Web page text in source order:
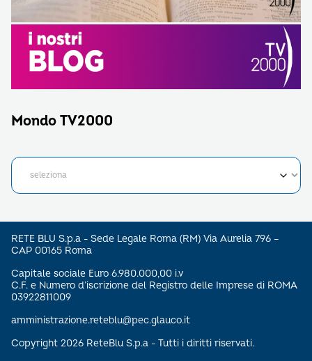
Mondo TV2000
RETE BLU S.p.a - Sede Legale Roma (RM) Via Aurelia 796 –
CAP 00165 Roma
Capitale sociale Euro 6.980.000,00 i.v
C.F. e Numero d’iscrizione del Registro delle Imprese di ROMA
03922811009
amministrazione.reteblu@pec.glauco.it
Copyright 2026 ReteBlu S.p.a - Tutti i diritti riservati.